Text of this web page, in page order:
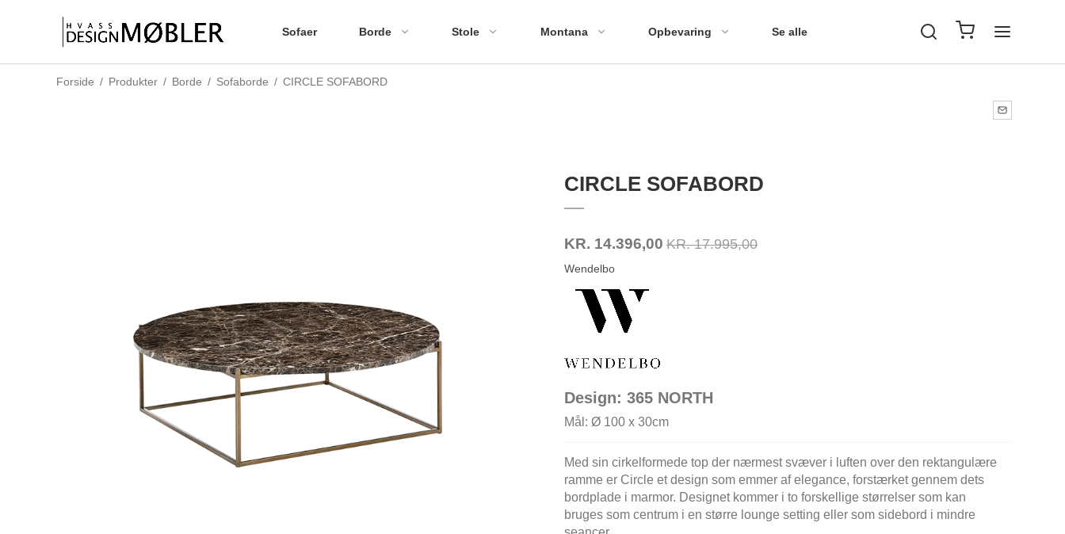
Sofaer Borde Stole Montana Opbevaring Se alle
Forside / Produkter / Borde / Sofaborde / CIRCLE SOFABORD
CIRCLE SOFABORD
KR. 14.396,00 KR. 17.995,00
Wendelbo
Design: 365 NORTH
Mål: Ø 100 x 30cm
Med sin cirkelformede top der nærmest svæver i luften over den rektangulære
ramme er Circle et design som emmer af elegance, forstærket gennem dets
bordplade i marmor. Designet kommer i to forskellige størrelser som kan
bruges som centrum i en større lounge setting eller som sidebord i mindre